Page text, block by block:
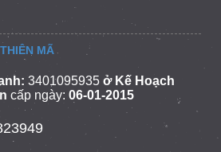
MÃ
3401095935 ở Kế Hoạch
cấp ngày: 06-01-2015